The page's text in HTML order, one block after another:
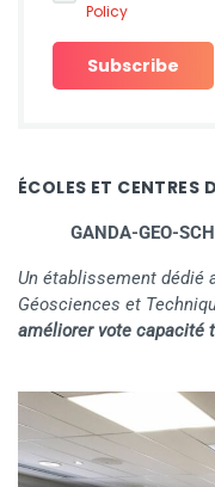
Policy
ÉCOLES ET CENTRES
GANDA-GEO-
Un établissement dédié
Géosciences et
améliorer vote capacité